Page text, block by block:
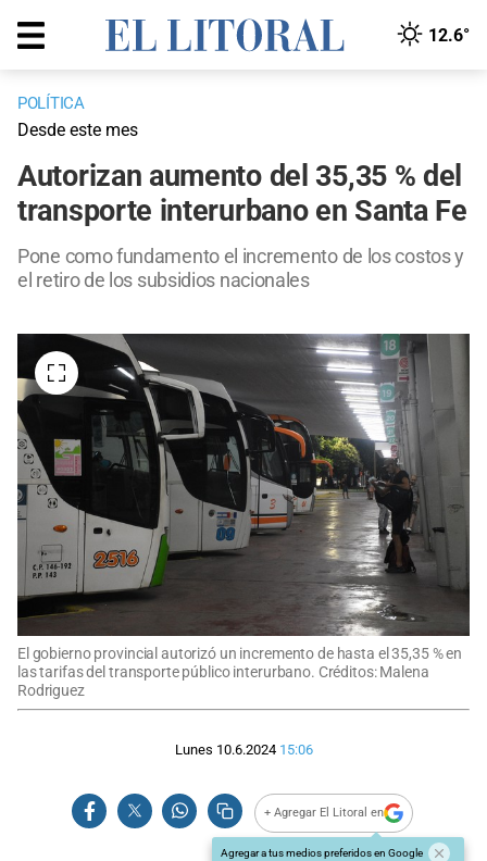
12.6°
POLÍTICA
Desde este mes
Autorizan aumento del 35,35 % del
transporte interurbano en Santa Fe
Pone como fundamento el incremento de los costos y
el retiro de los subsidios nacionales
El gobierno provincial autorizó un incremento de hasta el 35,35 % en
las tarifas del transporte público interurbano. Créditos: Malena
Rodriguez
Lunes 10.6.2024 15:06
+ Agregar El Litoral en
Agregar a tus medios preferidos en Google